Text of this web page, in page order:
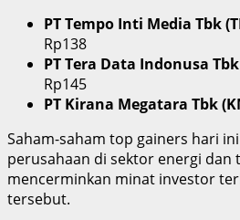
PT Tempo Inti Media Tbk
Rp138
PT Tera Data Indonusa
Rp145
PT Kirana Megatara Tbk
Saham-saham top gainers hari
perusahaan di sektor energi dan
mencerminkan minat investor
tersebut.